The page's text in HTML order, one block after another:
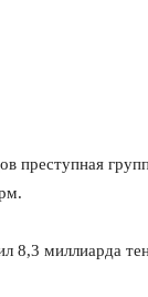
преступная
8,3 миллиарда